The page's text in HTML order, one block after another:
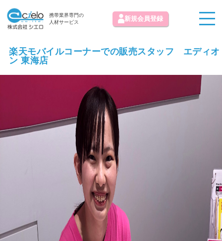
携帯業界専門の
人材サービス
新規会員登録
楽天モバイルコーナーでの販売スタッフ エディオ
ン 東海店
お知らせ
© 株式会社シエロ All Rights Reserved.